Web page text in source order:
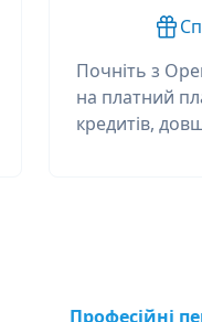
Почніть з
на платний
кредитів,
Професійні